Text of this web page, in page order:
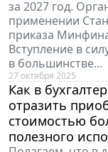
за 2027 год.
применении
приказа
Вступление в
в большинстве...
27 октября 2025
Как в
отразить
стоимостью
полезного